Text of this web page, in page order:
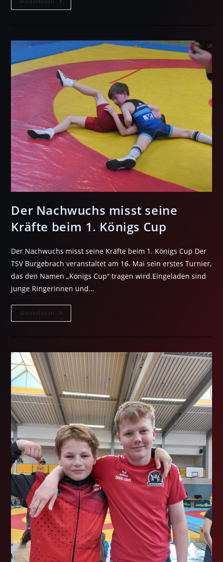
Mädels
Der Nachwuchs misst seine
Kräfte beim 1. Königs Cup
Der Nachwuchs misst seine Kräfte beim 1. Königs Cup Der
TSV Burgebrach veranstaltet am 16. Mai sein erstes Turnier,
das den Namen „Königs Cup“ tragen wird.Eingeladen sind
junge Ringerinnen und…
Weiterlesen Der
Nachwuchs
1.
Königs
Cup